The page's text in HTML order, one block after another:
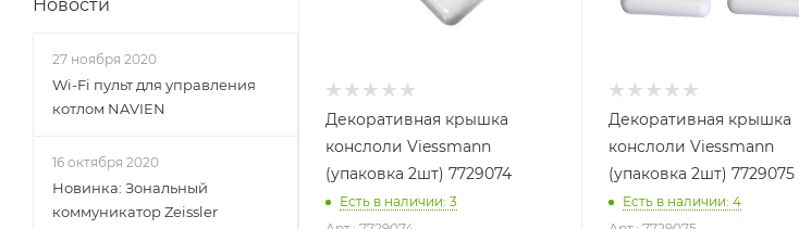
Декоративная крышка
конслоли Viessmann
(упаковка 2шт) 7729074
Есть в наличии: 3
Декоративная крышка
конслоли Viessmann
(упаковка 2шт) 7729075
Есть в наличии: 4
Новости
27 ноября 2020
Wi-Fi пульт для управления
котлом NAVIEN
16 октября 2020
Новинка: Зональный
коммуникатор Zeissler